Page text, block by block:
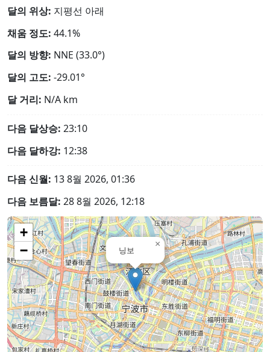
달의 위상: 지평선 아래
채움 정도: 44.1%
달의 방향: NNE (33.0°)
달의 고도: -29.01°
달 거리: N/A km
다음 달상승: 23:10
다음 달하강: 12:38
다음 신월: 13 8월 2026, 01:36
다음 보름달: 28 8월 2026, 12:18
닝보
×
+
−